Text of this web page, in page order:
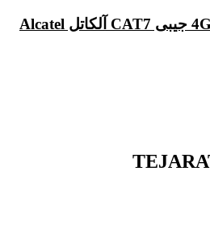
مودم سیم کارتی آنلاک 4G جیبی CAT7 آلکاتل Alcatel